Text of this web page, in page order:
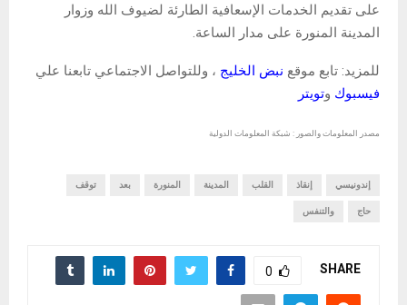
على تقديم الخدمات الإسعافية الطارئة لضيوف الله وزوار
المدينة المنورة على مدار الساعة.
للمزيد: تابع موقع نبض الخليج ، وللتواصل الاجتماعي تابعنا علي
فيسبوك وتويتر
مصدر المعلومات والصور : شبكة المعلومات الدولية
إندونيسي إنقاذ القلب المدينة المنورة بعد توقف
حاج والتنفس
SHARE
0